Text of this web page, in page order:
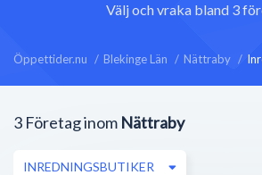
Välj och vraka bland 3
Öppettider.nu Blekinge Län Nättraby
3 Företag inom Nättraby
INREDNINGSBUTIKER